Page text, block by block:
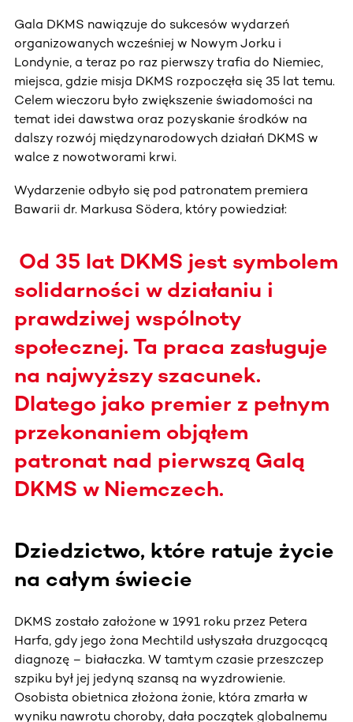
Gala DKMS nawiązuje do sukcesów wydarzeń
organizowanych wcześniej w Nowym Jorku i
Londynie, a teraz po raz pierwszy trafia do Niemiec,
miejsca, gdzie misja DKMS rozpoczęła się 35 lat temu.
Celem wieczoru było zwiększenie świadomości na
temat idei dawstwa oraz pozyskanie środków na
dalszy rozwój międzynarodowych działań DKMS w
walce z nowotworami krwi.
Wydarzenie odbyło się pod patronatem premiera
Bawarii dr. Markusa Södera, który powiedział:
Od 35 lat DKMS jest symbolem
solidarności w działaniu i
prawdziwej wspólnoty
społecznej. Ta praca zasługuje
na najwyższy szacunek.
Dlatego jako premier z pełnym
przekonaniem objąłem
patronat nad pierwszą Galą
DKMS w Niemczech.
Dziedzictwo, które ratuje życie
na całym świecie
DKMS zostało założone w 1991 roku przez Petera
Harfa, gdy jego żona Mechtild usłyszała druzgocącą
diagnozę – białaczka. W tamtym czasie przeszczep
szpiku był jej jedyną szansą na wyzdrowienie.
Osobista obietnica złożona żonie, która zmarła w
wyniku nawrotu choroby, dała początek globalnemu